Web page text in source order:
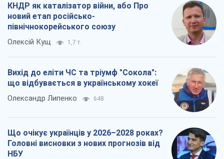
КНДР як каталізатор війни, або Про
новий етап російсько-
північнокорейського союзу
Олексій Кущ 1,7 т.
Вихід до еліти ЧС та тріумф "Сокола":
що відбувається в українському хокеї
Олександр Липенко 648
Що очікує українців у 2026–2028 роках?
Головні висновки з нових прогнозів від
НБУ